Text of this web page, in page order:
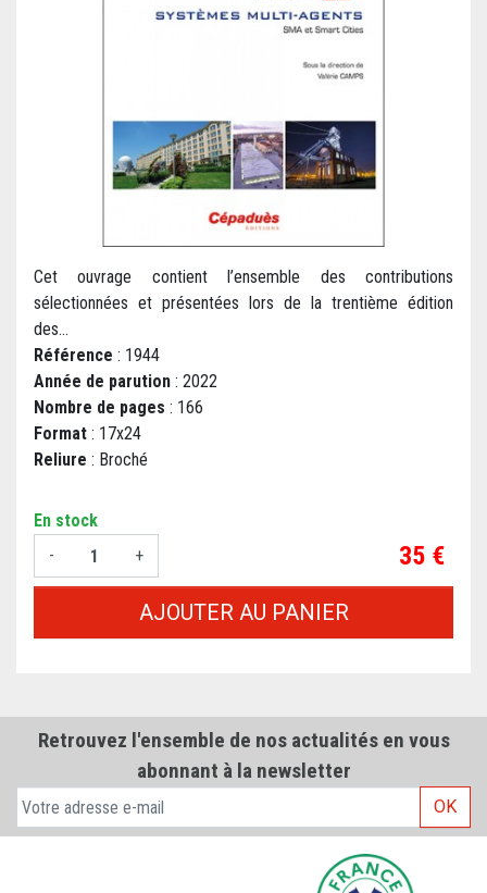
Cet ouvrage contient l’ensemble des contributions
sélectionnées et présentées lors de la trentième édition
des...
Référence : 1944
Année de parution : 2022
Nombre de pages : 166
Format : 17x24
Reliure : Broché
En stock
-
+ Prix
35 €
AJOUTER AU PANIER
Retrouvez l'ensemble de nos actualités en vous
abonnant à la newsletter
OK